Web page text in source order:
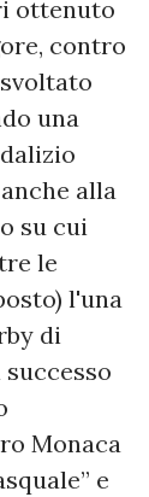
ottenuto
contro
una
alla
su cui
le
l'una
di
Monaca
e